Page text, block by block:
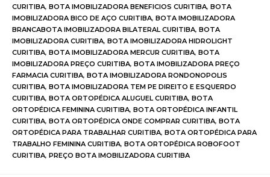
CURITIBA, BOTA IMOBILIZADORA BENEFICIOS CURITIBA, BOTA
IMOBILIZADORA BICO DE AÇO CURITIBA, BOTA IMOBILIZADORA
BRANCABOTA IMOBILIZADORA BILATERAL CURITIBA, BOTA
IMOBILIZADORA CURITIBA, BOTA IMOBILIZADORA HIDROLIGHT
CURITIBA, BOTA IMOBILIZADORA MERCUR CURITIBA, BOTA
IMOBILIZADORA PREÇO CURITIBA, BOTA IMOBILIZADORA PREÇO
FARMACIA CURITIBA, BOTA IMOBILIZADORA RONDONOPOLIS
CURITIBA, BOTA IMOBILIZADORA TEM PE DIREITO E ESQUERDO
CURITIBA, BOTA ORTOPÉDICA ALUGUEL CURITIBA, BOTA
ORTOPÉDICA FEMININA CURITIBA, BOTA ORTOPÉDICA INFANTIL
CURITIBA, BOTA ORTOPÉDICA ONDE COMPRAR CURITIBA, BOTA
ORTOPÉDICA PARA TRABALHAR CURITIBA, BOTA ORTOPÉDICA PARA
TRABALHO FEMININA CURITIBA, BOTA ORTOPÉDICA ROBOFOOT
CURITIBA, PREÇO BOTA IMOBILIZADORA CURITIBA